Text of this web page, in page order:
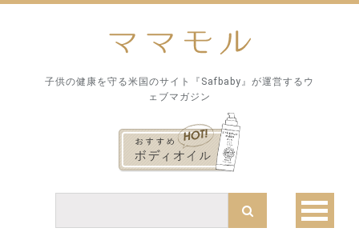
子供の健康を守る米国のサイト『Safbaby』が運営するウ
ェブマガジン